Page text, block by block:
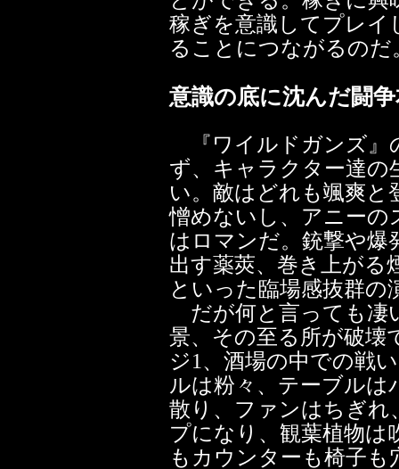
稼ぎを意識してプレイ
ることにつながるのだ
意識の底に沈んだ闘
『ワイルドガンズ』
ず、キャラクター達の
い。敵はどれも颯爽と
憎めないし、アニー
はロマンだ。銃撃や爆
出す薬莢、巻き上がる
といった臨場感抜群の
だが何と言っても凄
景、その至る所が破壊
ジ1、酒場の中での戦
ルは粉々、テーブル
散り、ファンはちぎ
プになり、観葉植物は
もカウンターも椅子